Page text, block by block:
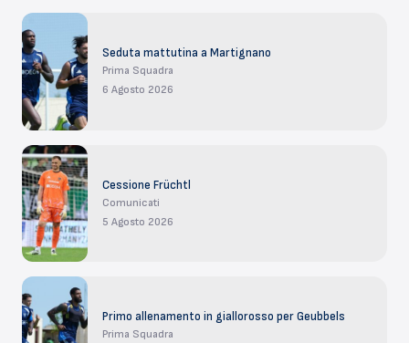
Seduta mattutina a Martignano
Prima Squadra
6 Agosto 2026
Cessione Früchtl
Comunicati
5 Agosto 2026
Primo allenamento in giallorosso per Geubbels
Prima Squadra